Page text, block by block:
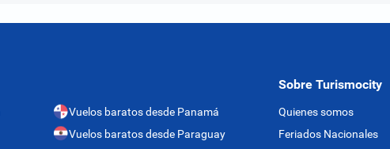
Vuelos baratos desde Panamá
Vuelos baratos desde Paraguay
Sobre Turismocity
Quienes somos
Feriados Nacionales